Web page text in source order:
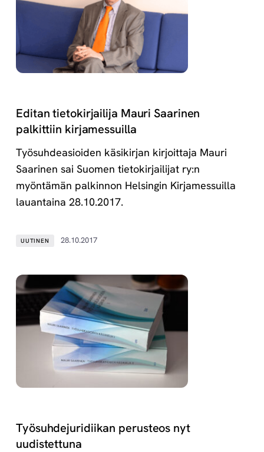
Editan tietokirjailija Mauri Saarinen
palkittiin kirjamessuilla
Työsuhdeasioiden käsikirjan kirjoittaja Mauri
Saarinen sai Suomen tietokirjailijat ry:n
myöntämän palkinnon Helsingin Kirjamessuilla
lauantaina 28.10.2017.
UUTINEN 28.10.2017
Työsuhdejuridiikan perusteos nyt
uudistettuna